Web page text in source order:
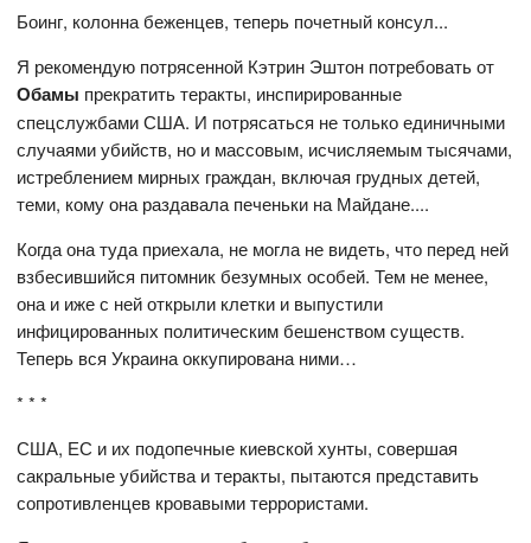
Боинг, колонна беженцев, теперь почетный консул...
Я рекомендую потрясенной Кэтрин Эштон потребовать от
Обамы прекратить теракты, инспирированные
спецслужбами США. И потрясаться не только единичными
случаями убийств, но и массовым, исчисляемым тысячами,
истреблением мирных граждан, включая грудных детей,
теми, кому она раздавала печеньки на Майдане....
Когда она туда приехала, не могла не видеть, что перед ней
взбесившийся питомник безумных особей. Тем не менее,
она и иже с ней открыли клетки и выпустили
инфицированных политическим бешенством существ.
Теперь вся Украина оккупирована ними…
* * *
США, ЕС и их подопечные киевской хунты, совершая
сакральные убийства и теракты, пытаются представить
сопротивленцев кровавыми террористами.